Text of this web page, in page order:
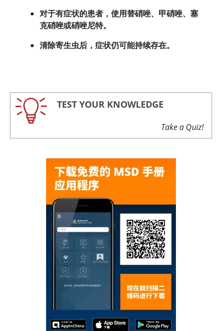
对于有症状的患者，使用替硝唑、甲硝唑、塞
克硝唑或硝唑尼特。
清除寄生虫后，症状仍可能持续存在。
TEST YOUR KNOWLEDGE
Take a Quiz!